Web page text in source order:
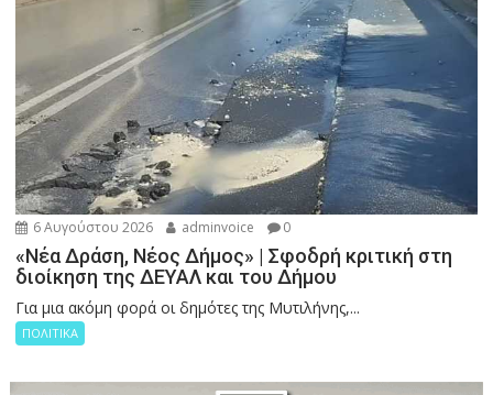
6 Αυγούστου 2026 adminvoice 0
«Νέα Δράση, Νέος Δήμος» | Σφοδρή κριτική στη
διοίκηση της ΔΕΥΑΛ και του Δήμου
Για μια ακόμη φορά οι δημότες της Μυτιλήνης,...
ΠΟΛΙΤΙΚΑ